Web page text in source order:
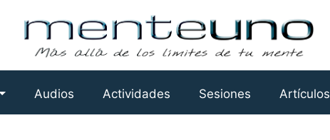
Audios Actividades Sesiones Artículos